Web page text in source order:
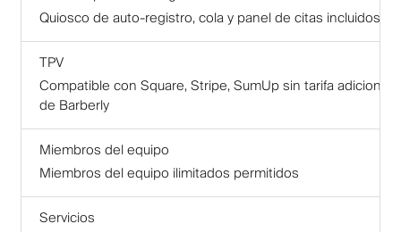
Quiosco de auto-registro, cola y panel de citas incluidos
TPV
Compatible con Square, Stripe, SumUp sin tarifa adicional
de Barberly
Miembros del equipo
Miembros del equipo ilimitados permitidos
Servicios